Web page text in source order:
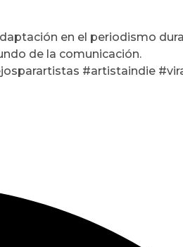
en el periodismo
de la comunicación.
#artistaindie